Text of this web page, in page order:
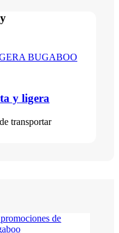
y ligera
transportar